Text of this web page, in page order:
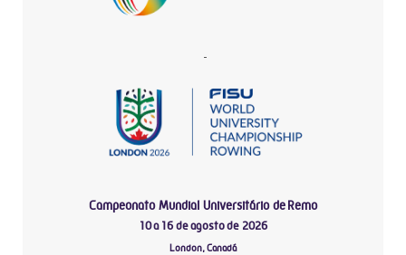
-
Campeonato Mundial Universitário de Remo
10 a 16 de agosto de 2026
London, Canadá